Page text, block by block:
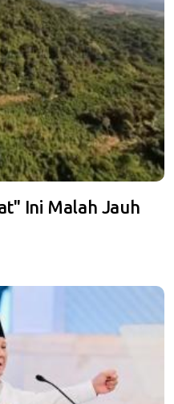
Ini Malah Jauh